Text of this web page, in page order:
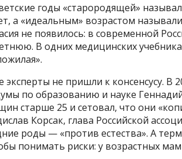
годы «старородящей»
а «идеальным» возрастом
не появилось: в современной
В одних медицинских
эксперты не пришли к консенсусу. В
по образованию и науке
старше 25 и сетовал, что они
Корсак, глава Российской
роды — «против естества». А
понимать риски: у возрастных